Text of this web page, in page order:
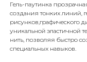
Гель-паутинка
создания тонких линий,
рисунков,графического
уникальной эластичной
нить, позволяя быстро
специальных навыков.